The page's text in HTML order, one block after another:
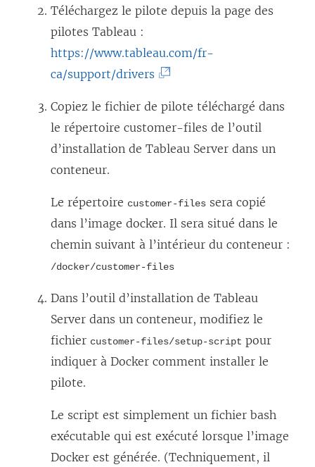
Téléchargez le pilote depuis la page des
pilotes Tableau :
https://www.tableau.com/fr-
ca/support/drivers
n
s
’
o
v
r
e
d
n
s
u
Copiez le fichier de pilote téléchargé dans
le répertoire customer-files de l’outil
d’installation de Tableau Server dans un
conteneur.
Le répertoire customer-files sera copié
dans l’image docker. Il sera situé dans le
chemin suivant à l’intérieur du conteneur :
/docker/customer-files
Dans l’outil d’installation de Tableau
Server dans un conteneur, modifiez le
fichier customer-files/setup-script pour
indiquer à Docker comment installer le
pilote.
Le script est simplement un fichier bash
exécutable qui est exécuté lorsque l’image
Docker est générée. (Techniquement, il